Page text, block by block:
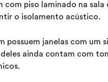
piso laminado na
o isolamento acústico.
possuem janelas com
ainda contam com